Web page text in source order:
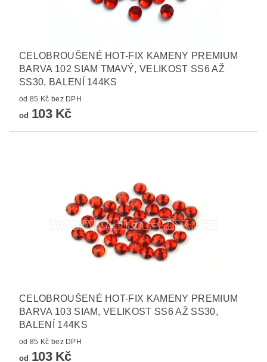
CELOBROUŠENÉ HOT-FIX KAMENY PREMIUM
BARVA 102 SIAM TMAVÝ, VELIKOST SS6 AŽ
SS30, BALENÍ 144KS
od 85 Kč bez DPH
od 103 Kč
CELOBROUŠENÉ HOT-FIX KAMENY PREMIUM
BARVA 103 SIAM, VELIKOST SS6 AŽ SS30,
BALENÍ 144KS
od 85 Kč bez DPH
od 103 Kč